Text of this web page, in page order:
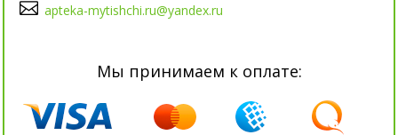
apteka-mytishchi.ru@yandex.ru
Мы принимаем к оплате: